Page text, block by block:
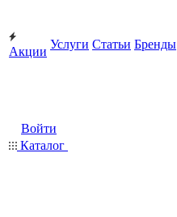
Акции
Услуги Статьи Бренды
Войти
Каталог